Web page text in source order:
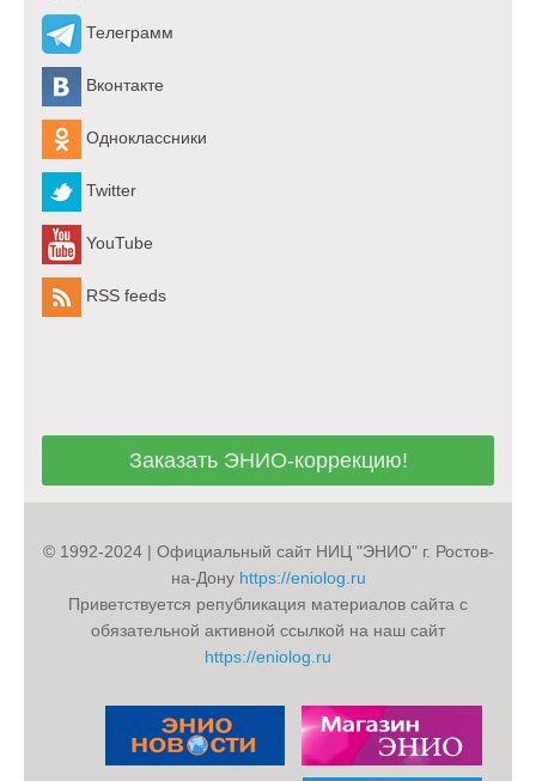
Телеграмм
Вконтакте
Одноклассники
Twitter
YouTube
RSS feeds
Заказать ЭНИО-коррекцию!
© 1992-2024 | Официальный сайт НИЦ "ЭНИО" г. Ростов-
на-Дону https://eniolog.ru
Приветствуется републикация материалов сайта с
обязательной активной ссылкой на наш сайт
https://eniolog.ru